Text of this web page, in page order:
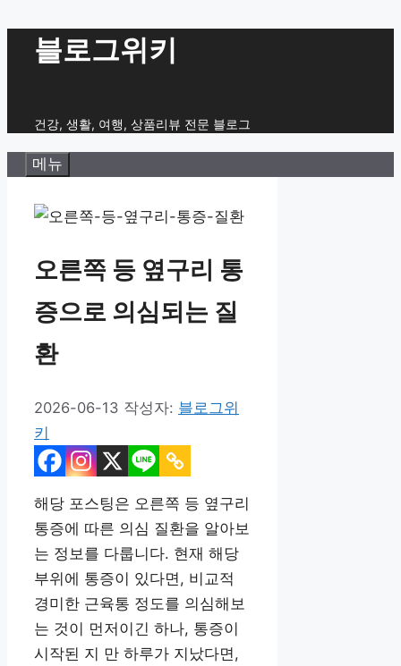
블로그위키
건강, 생활, 여행, 상품리뷰 전문 블로그
메뉴
오른쪽 등 옆구리 통
증으로 의심되는 질
환
2026-06-13 작성자: 블로그위
키
해당 포스팅은 오른쪽 등 옆구리
통증에 따른 의심 질환을 알아보
는 정보를 다룹니다. 현재 해당
부위에 통증이 있다면, 비교적
경미한 근육통 정도를 의심해보
는 것이 먼저이긴 하나, 통증이
시작된 지 만 하루가 지났다면,